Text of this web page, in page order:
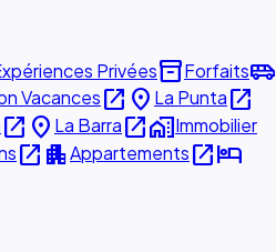
Privéesinventory_2Forfaitsairport_shuttle
Vacancesopen_in_new place La Puntaopen_in_new
open_in_new place La Barraopen_in_newhome_workImmobilier
open_in_new apartmentAppartementsopen_in_newhotel